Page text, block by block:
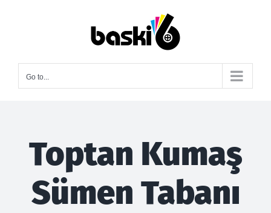
Go to...
Toptan Kumaş
Sümen Tabanı